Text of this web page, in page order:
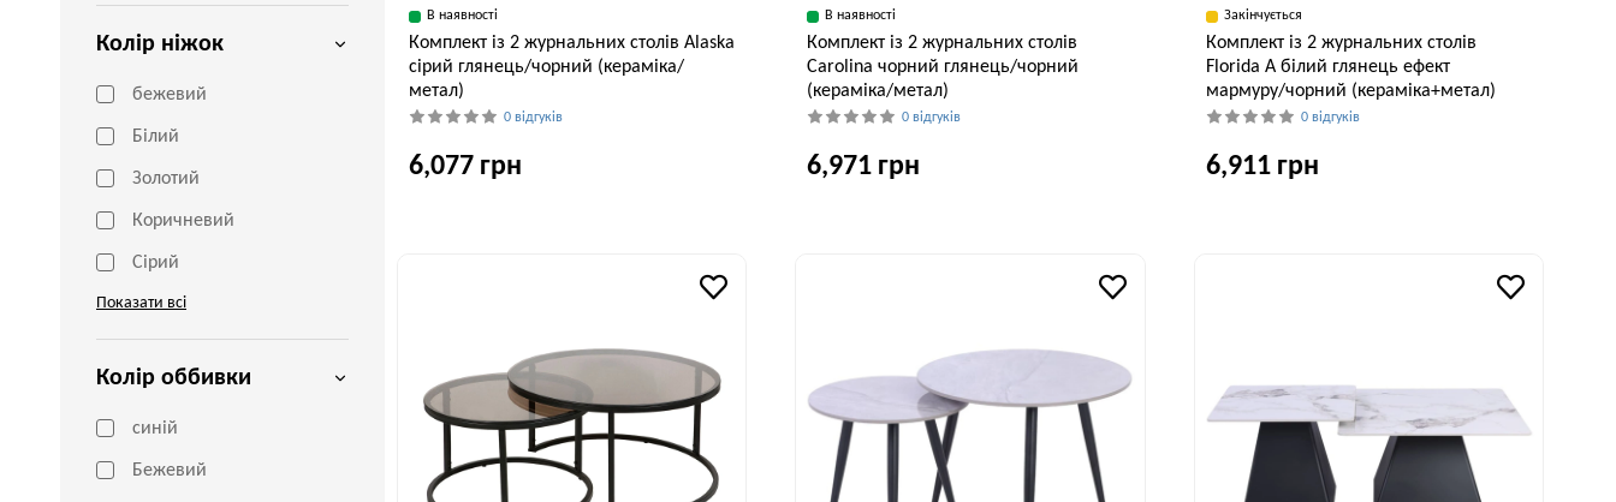
Колір ніжок
бежевий
Білий
Золотий
Коричневий
Сірий
Показати всі
Колір оббивки
cиній
Бежевий
В наявності
Комплект із 2 журнальних столів Alaska
сірий глянець/чорний (кераміка/
метал)
0 відгуків
6,077 грн
40 см
В наявності
Комплект із 2 журнальних столів
Carolina чорний глянець/чорний
(кераміка/метал)
0 відгуків
6,971 грн
42 см
Закінчується
Комплект із 2 журнальних столів
Florida A білий глянець ефект
мармуру/чорний (кераміка+метал)
0 відгуків
6,911 грн
41 см